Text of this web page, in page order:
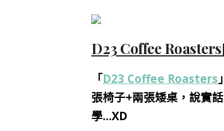
D23 Coffee
「D23 Coffee Roasters
張椅子+兩張矮桌，說實
學…XD